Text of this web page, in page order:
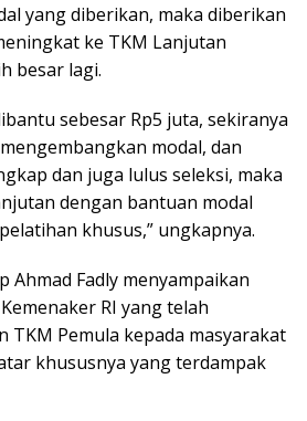
yang diberikan, maka diberikan
ke TKM Lanjutan
besar lagi.
sebesar Rp5 juta, sekiranya
modal, dan
dan juga lulus seleksi, maka
dengan bantuan modal
khusus,” ungkapnya.
Ahmad Fadly menyampaikan
RI yang telah
TKM Pemula kepada masyarakat
khususnya yang terdampak